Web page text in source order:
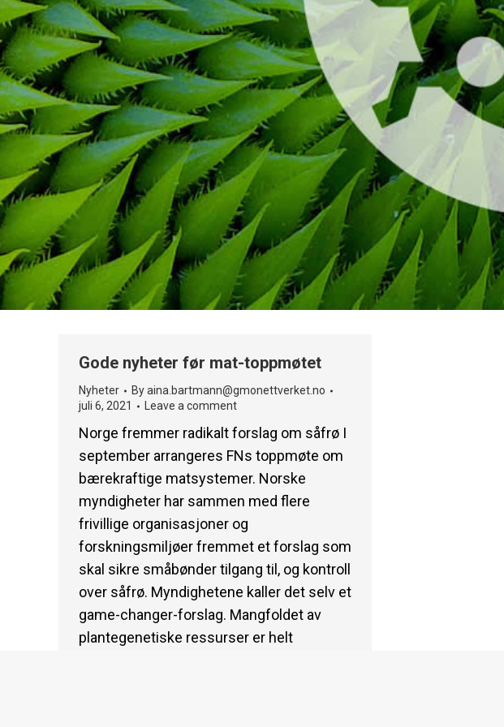
Gode nyheter før mat-toppmøtet
Nyheter Byaina.bartmann@gmonettverket.no
juli 6, 2021
Leave a comment
Norge fremmer radikalt forslag om såfrø I
september arrangeres FNs toppmøte om
bærekraftige matsystemer. Norske
myndigheter har sammen med flere
frivillige organisasjoner og
forskningsmiljøer fremmet et forslag som
skal sikre småbønder tilgang til, og kontroll
over såfrø. Myndighetene kaller det selv et
game-changer-forslag. Mangfoldet av
plantegenetiske ressurser er helt